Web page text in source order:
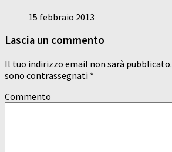
15 febbraio 2013
Lascia un commento
Il tuo indirizzo email non sarà pubblicato.
sono contrassegnati *
Commento